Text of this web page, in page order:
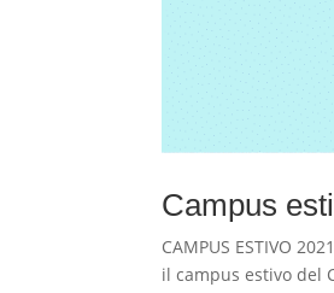
Campus
CAMPUS ESTIVO
il campus estivo del